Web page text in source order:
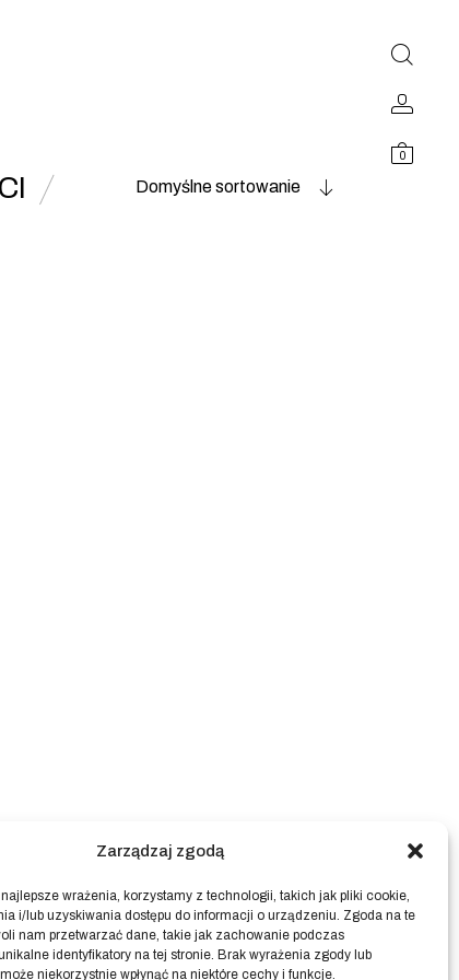
Zarządzaj zgodą
wrażenia, korzystamy z technologii, takich jak pliki cookie,
i/lub uzyskiwania dostępu do informacji o urządzeniu. Zgoda na te
nam przetwarzać dane, takie jak zachowanie podczas
identyfikatory na tej stronie. Brak wyrażenia zgody lub
niekorzystnie wpłynąć na niektóre cechy i funkcje.
0
Domyślne sortowanie